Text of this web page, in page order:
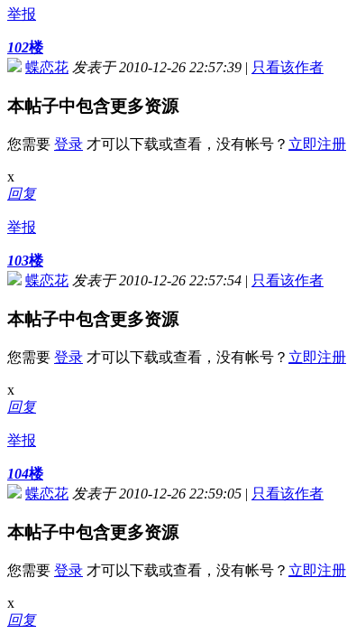
举报
102楼
蝶恋花 发表于 2010-12-26 22:57:39 | 只看该作者
本帖子中包含更多资源
您需要 登录 才可以下载或查看，没有帐号？ 立即注册
x
回复
举报
103楼
蝶恋花 发表于 2010-12-26 22:57:54 | 只看该作者
本帖子中包含更多资源
您需要 登录 才可以下载或查看，没有帐号？ 立即注册
x
回复
举报
104楼
蝶恋花 发表于 2010-12-26 22:59:05 | 只看该作者
本帖子中包含更多资源
您需要 登录 才可以下载或查看，没有帐号？ 立即注册
x
回复